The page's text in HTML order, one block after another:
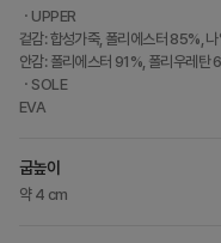
ㆍUPPER
겉감: 합성가죽, 폴리에스터 85%,
안감: 폴리에스터 91%, 폴리우레탄
ㆍSOLE
EVA
굽높이
약 4 cm